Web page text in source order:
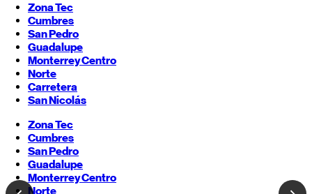
Zona Tec
Cumbres
San Pedro
Guadalupe
MonterreyCentro
Norte
Carretera
San Nicolás
Zona Tec
Cumbres
San Pedro
Guadalupe
MonterreyCentro
Norte